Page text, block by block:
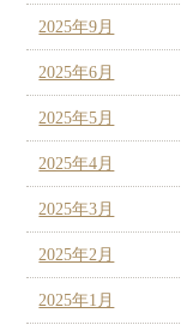
2025年9月
2025年6月
2025年5月
2025年4月
2025年3月
2025年2月
2025年1月